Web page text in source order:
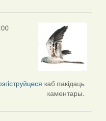
каб пакідаць
каментары.